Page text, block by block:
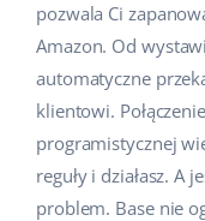
pozwala Ci
Amazon. Od
automatyczne
klientowi.
programistycznej
reguły i działasz. A
problem. Base nie